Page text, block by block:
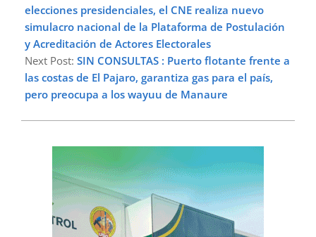
07
elecciones presidenciales, el CNE realiza nuevo
simulacro nacional de la Plataforma de Postulación
y Acreditación de Actores Electorales
Next Post: SIN CONSULTAS : Puerto flotante frente a
las costas de El Pajaro, garantiza gas para el país,
pero preocupa a los wayuu de Manaure